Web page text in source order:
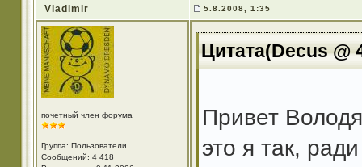
Vladimir 5.8.2008, 1:35
почетный член форума
Группа: Пользователи
Сообщений: 4 418
Цитата(Decus @
Привет
это я так,